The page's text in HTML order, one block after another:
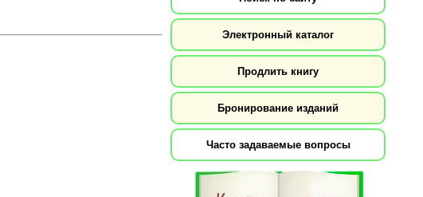
Электронный каталог
Продлить книгу
Бронирование изданий
Часто задаваемые вопросы